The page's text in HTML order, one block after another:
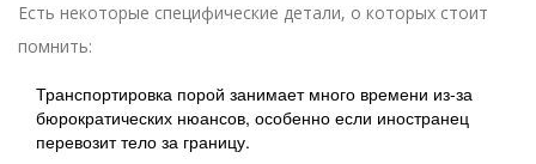
Есть некоторые специфические детали, о которых стоит
помнить:
Транспортировка порой занимает много времени из-за
бюрократических нюансов, особенно если иностранец
перевозит тело за границу.